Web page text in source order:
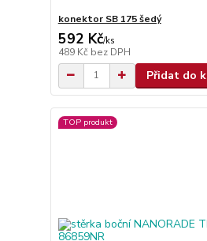
konektor SB 175 šedý
592 Kč/ks
489 Kč bez DPH
Přidat do
TOP produkt